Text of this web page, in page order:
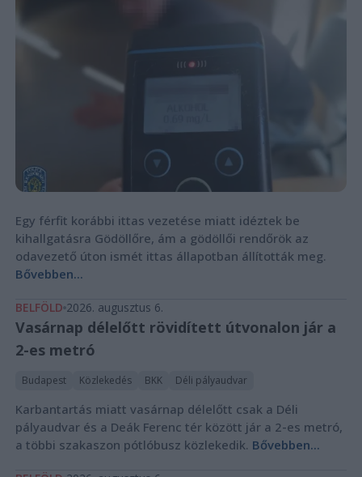
Egy férfit korábbi ittas vezetése miatt idéztek be
kihallgatásra Gödöllőre, ám a gödöllői rendőrök az
odavezető úton ismét ittas állapotban állították meg.
Bővebben...
BELFÖLD 2026. augusztus 6.
Vasárnap délelőtt rövidített útvonalon jár a
2-es metró
Budapest Közlekedés BKK Déli pályaudvar
Karbantartás miatt vasárnap délelőtt csak a Déli
pályaudvar és a Deák Ferenc tér között jár a 2-es metró,
a többi szakaszon pótlóbusz közlekedik. Bővebben...